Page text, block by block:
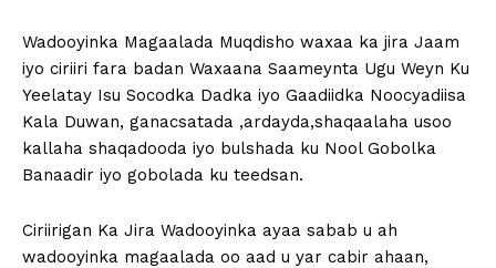
Wadooyinka Magaalada Muqdisho waxaa ka jira Jaam
iyo ciriiri fara badan Waxaana Saameynta Ugu Weyn Ku
Yeelatay Isu Socodka Dadka iyo Gaadiidka Noocyadiisa
Kala Duwan, ganacsatada ,ardayda,shaqaalaha usoo
kallaha shaqadooda iyo bulshada ku Nool Gobolka
Banaadir iyo gobolada ku teedsan.
Ciriirigan Ka Jira Wadooyinka ayaa sabab u ah
wadooyinka magaalada oo aad u yar cabir ahaan,